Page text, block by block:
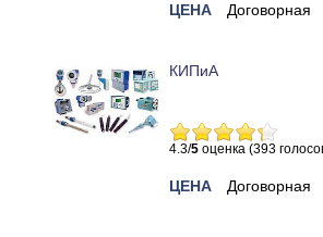
ЦЕНА Договорная
КИПиА
4.3/5 оценка (393
ЦЕНА Договорная